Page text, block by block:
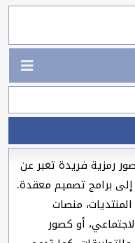
رمزية فريدة تعبر عن
برامج تصميم معقدة.
منصات
أو كصور